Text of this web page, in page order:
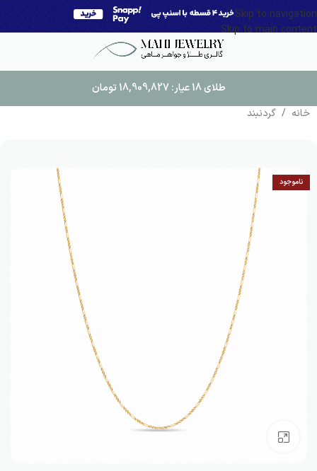
Skip to navigation
Skip to main content
طلای 18 عیار: 18,909,827 تومان
خانه / گردنبند
ناموجود